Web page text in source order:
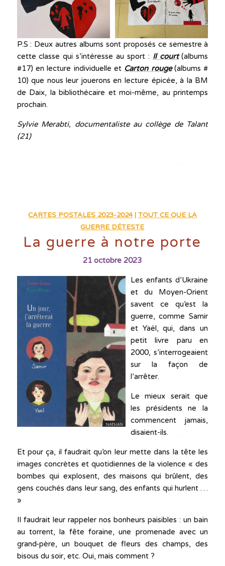
P.S : Deux autres albums sont proposés ce semestre à
cette classe qui s’intéresse au sport : Il court(albums
#17) en lecture individuelle et Carton rouge(albums #
10) que nous leur jouerons en lecture épicée, à la BM
de Daix, la bibliothécaire et moi-même, au printemps
prochain.
Sylvie Merabti, documentaliste au collège de Talant
(21)
CARTES POSTALES 2023-2024| TOUT CE QUE LA
GUERRE DÉTESTE
La guerre à notre porte
21 octobre 2023
Les enfants d’Ukraine
et du Moyen-Orient
savent ce qu’est la
guerre, comme Samir
et Yaël, qui, dans un
petit livre paru en
2000, s’interrogeaient
sur la façon de
l’arrêter.
Le mieux serait que
les présidents ne la
commencent jamais,
disaient-ils.
Et pour ça, il faudrait qu’on leur mette dans la tête les
images concrètes et quotidiennes de la violence « des
bombes qui explosent, des maisons qui brûlent, des
gens couchés dans leur sang, des enfants qui hurlent …
»
Il faudrait leur rappeler nos bonheurs paisibles : un bain
au torrent, la fête foraine, une promenade avec un
grand-père, un bouquet de fleurs des champs, des
bisous du soir, etc. Oui, mais comment ?